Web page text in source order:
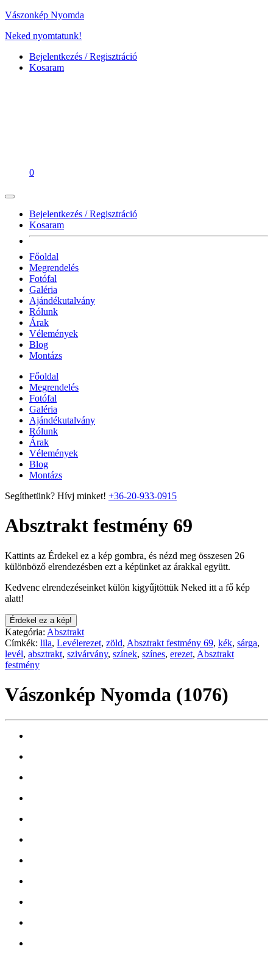
Vászonkép Nyomda
Neked nyomtatunk!
Bejelentkezés / Regisztráció
Kosaram
0
Bejelentkezés / Regisztráció
Kosaram
Főoldal
Megrendelés
Fotófal
Galéria
Ajándékutalvány
Rólunk
Árak
Vélemények
Blog
Montázs
Főoldal
Megrendelés
Fotófal
Galéria
Ajándékutalvány
Rólunk
Árak
Vélemények
Blog
Montázs
Segíthetünk? Hívj minket! +36-20-933-0915
Absztrakt festmény 69
Kattints az Érdekel ez a kép gombra, és nézd meg összesen 26
különböző elrendezésben ezt a képünket az árakkal együtt.
Kedvenc elrendezéseinket külön kigyűjtöttük Neked itt a fő kép
alatt!
Érdekel ez a kép!
Kategória: Absztrakt
Címkék: lila, Levélerezet, zöld, Absztrakt festmény 69, kék, sárga,
levél, absztrakt, szivárvány, színek, színes, erezet, Absztrakt
festmény
Vászonkép Nyomda (1076)